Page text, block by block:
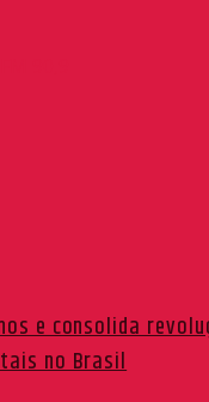
e consolida
no Brasil